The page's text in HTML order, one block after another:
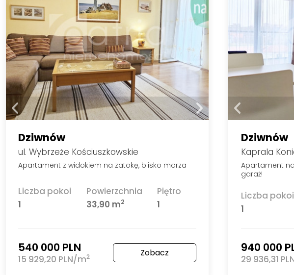
Dziwnów
ul. Wybrzeże Kościuszkowskie
Apartament z widokiem na zatokę, blisko morza
Liczba pokoi
1
Powierzchnia
33,90 m2
Piętro
1
540 000 PLN
15 929,20 PLN/m2 Zobacz
Dziwnów
Kaprala
Apartament
garaż!
Liczba pokoi
1
940 000
29 936,31